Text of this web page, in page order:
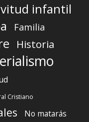
infantil
Familia
Historia
Cristiano
No matarás